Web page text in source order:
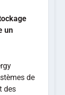
un
de
des